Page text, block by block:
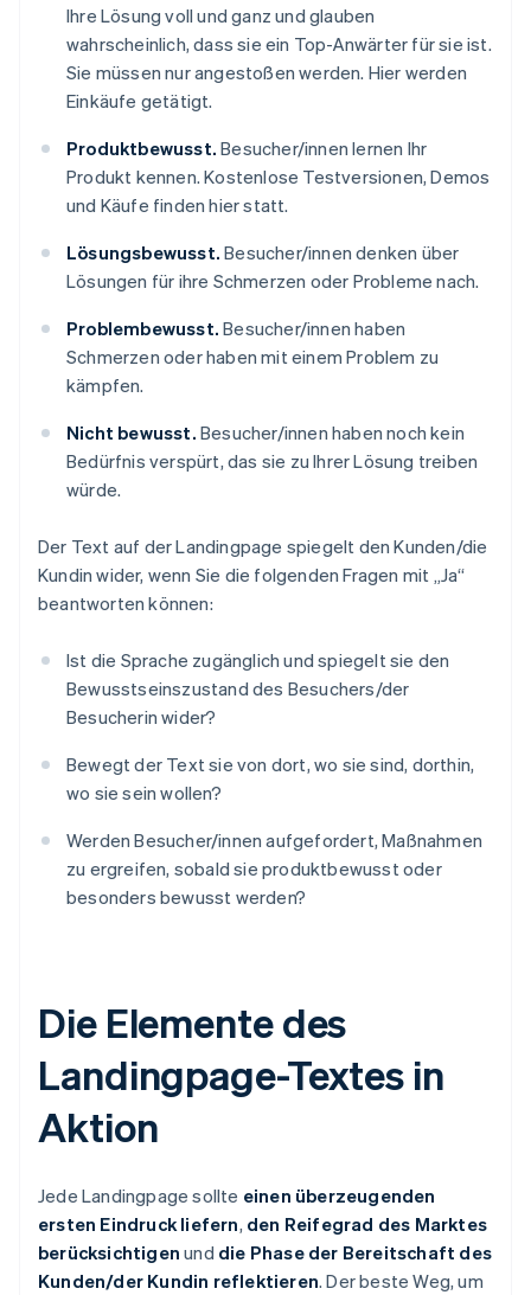
Ihre Lösung voll und ganz und glauben
wahrscheinlich, dass sie ein Top-Anwärter für sie ist.
Sie müssen nur angestoßen werden. Hier werden
Einkäufe getätigt.
Produktbewusst. Besucher/innen lernen Ihr
Produkt kennen. Kostenlose Testversionen, Demos
und Käufe finden hier statt.
Lösungsbewusst. Besucher/innen denken über
Lösungen für ihre Schmerzen oder Probleme nach.
Problembewusst. Besucher/innen haben
Schmerzen oder haben mit einem Problem zu
kämpfen.
Nicht bewusst. Besucher/innen haben noch kein
Bedürfnis verspürt, das sie zu Ihrer Lösung treiben
würde.
Der Text auf der Landingpage spiegelt den Kunden/die
Kundin wider, wenn Sie die folgenden Fragen mit „Ja“
beantworten können:
Ist die Sprache zugänglich und spiegelt sie den
Bewusstseinszustand des Besuchers/der
Besucherin wider?
Bewegt der Text sie von dort, wo sie sind, dorthin,
wo sie sein wollen?
Werden Besucher/innen aufgefordert, Maßnahmen
zu ergreifen, sobald sie produktbewusst oder
besonders bewusst werden?
Die Elemente des
Landingpage-Textes in
Aktion
Jede Landingpage sollte einen überzeugenden
ersten Eindruck liefern, den Reifegrad des Marktes
berücksichtigen und die Phase der Bereitschaft des
Kunden/der Kundin reflektieren. Der beste Weg, um